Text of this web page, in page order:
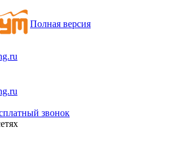
Полная версия
звонок